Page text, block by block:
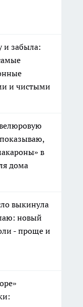
и забыла:
и чистыми
в
дома
выкинула
новый
- проще и